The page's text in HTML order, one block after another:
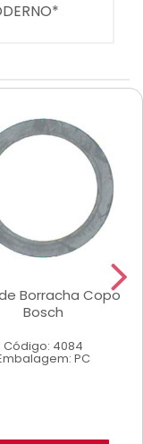
Borracha Copo
Bosch
Código: 4084
PC